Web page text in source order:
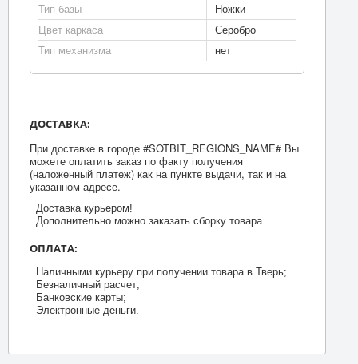
Тип базы
Ножки
Цвет каркаса
Серобро
Тип механизма
нет
ДОСТАВКА:
При доставке в городе #SOTBIT_REGIONS_NAME# Вы
можете оплатить заказ по факту получения
(наложенный платеж) как на пункте выдачи, так и на
указанном адресе.
Доставка курьером!
Дополнительно можно заказать сборку товара.
ОПЛАТА:
Наличными курьеру при получении товара в Тверь;
Безналичный расчет;
Банковские карты;
Электронные деньги.